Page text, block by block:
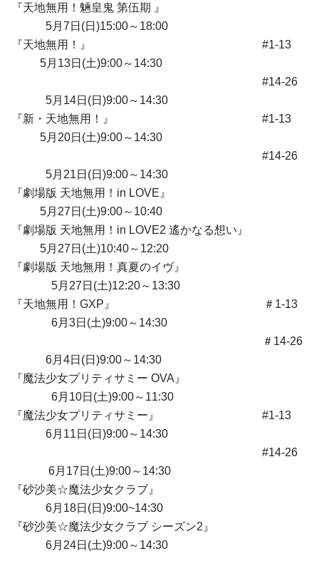
『天地無用！魎皇鬼 第伍期 』
5月7日(日)15:00～18:00
『天地無用！』 #1-13
5月13日(土)9:00～14:30
#14-26
5月14日(日)9:00～14:30
『新・天地無用！』 #1-13
5月20日(土)9:00～14:30
#14-26
5月21日(日)9:00～14:30
『劇場版 天地無用！in LOVE』
5月27日(土)9:00～10:40
『劇場版 天地無用！in LOVE2 遙かなる想い』
5月27日(土)10:40～12:20
『劇場版 天地無用！真夏のイヴ』
5月27日(土)12:20～13:30
『天地無用！GXP』 ＃1-13
6月3日(土)9:00～14:30
＃14-26
6月4日(日)9:00～14:30
『魔法少女プリティサミー OVA』
6月10日(土)9:00～11:30
『魔法少女プリティサミー』 #1-13
6月11日(日)9:00～14:30
#14-26
6月17日(土)9:00～14:30
『砂沙美☆魔法少女クラブ』
6月18日(日)9:00~14:30
『砂沙美☆魔法少女クラブ シーズン2』
6月24日(土)9:00～14:30